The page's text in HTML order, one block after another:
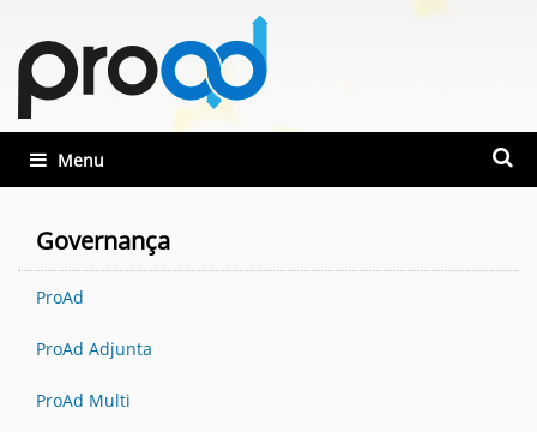
Busca
Toggle navigation
Governança
ProAd
ProAd Adjunta
ProAd Multi